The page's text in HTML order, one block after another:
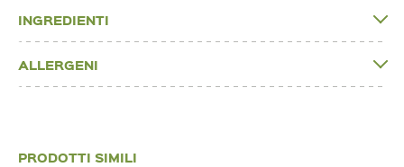
INGREDIENTI
ALLERGENI
PRODOTTI SIMILI